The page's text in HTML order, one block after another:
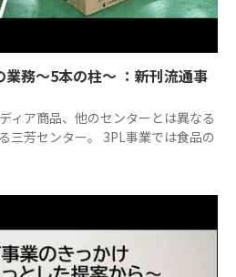
業務～5本の柱～ ：新刊流通事
ィア商品、他のセンターとは異なる
三芳センター。 3PL事業では食品の